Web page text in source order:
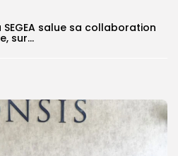
salue sa collaboration
sur...